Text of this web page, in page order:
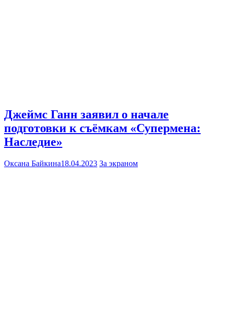
Джеймс Ганн заявил о начале
подготовки к съёмкам «Супермена:
Наследие»
Оксана Байкина18.04.2023 За экраном